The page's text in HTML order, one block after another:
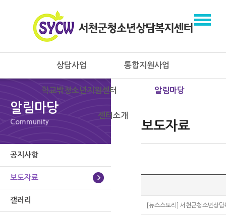
상담사업 통합지원사업
학교밖청소년지원센터 알림마당
센터소개
알림마당
Community
공지사항
보도자료
갤러리
보도자료
[뉴스스토리] 서천군청소년상